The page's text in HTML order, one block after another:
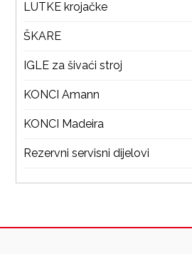
LUTKE krojačke
ŠKARE
IGLE za šivaći stroj
KONCI Amann
KONCI Madeira
Rezervni servisni dijelovi